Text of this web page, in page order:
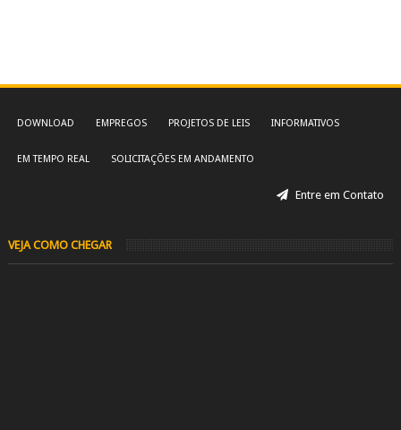
DOWNLOAD EMPREGOS PROJETOS DE LEIS INFORMATIVOS
EM TEMPO REAL SOLICITAÇÕES EM ANDAMENTO
Entre em Contato
VEJA COMO CHEGAR